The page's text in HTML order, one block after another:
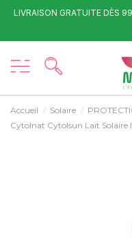
LIVRAISON GRATUITE DÈS
Accueil Solaire
Cytolnat Cytolsun Lait